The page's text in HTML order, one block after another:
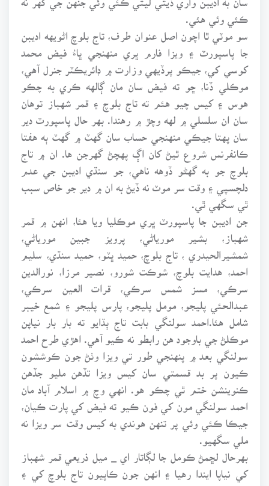
سو موٽي ٿا اچون اصل عنوان طرف، تاج بلوچ اڻويهه اديبن
جا پاسپورٽ ۽ ويزا فارم ڀري منهنجي ڀاءُ فيض محمد
کوسي کي، جيڪو پرڏيهي وزارت ۾ ڊائريڪٽر جنرل آهي،
موڪلي ڏنا، ڇو ته فيض سان مان ڳالهه ڪري به چڪو
هوس ۽ کيس چيو هئم ته تاج بلوچ ۽ قمر شهباز توهان
سان ان سلسلي ۾ لهه وچڙ ۾ رهندا. بهر حال پاسپورٽ دير
سان پهتا جيڪي منهنجي حساب سان گهٽ ۾ گهٽ ٻه هفتا
ڪانفرنس شروع ٿيڻ کان اڳ پهچڻ گهرجن ها. ان ۾ تاج
بلوچ جو به گهڻو ڏوهه ناهي، جو سنڌي اديبن جي عدم
دلچسپي ۽ وقت سر موٽ نه ڏيڻ به ان ۾ دير جو خاص سبب
ٿي سگهي ٿي.
جن اديبن جا پاسپورٽ ڀري موڪليا ويا هئا، انهن ۾ قمر
شهباز، بشير مورياڻي، پرويز جبين مورياڻي،
شمشيرالحيدري ، تاج بلوچ، حميد ڀٽو، حميد سنڌي، سليم
احمد، هدايت بلوچ، شوڪت شورو، نصير مرزا، نورالدين
سرڪي، مسز شمس سرڪي، قرات العين سرڪي،
عبدالحئي پليجو، مومل پليجو، پارس پليجو ۽ شمع خيبر
شامل هئا.احمد سولنگي بابت تاج ٻڌايو ته بار بار نياپن
موڪلڻ جي باوجود هن رابطو نه ڪيو آهي. اهڙي طرح احمد
سولنگي بعد ۾ پنهنجي طور تي ويزا وٺڻ جون ڪوششون
ڪيون پر بد قسمتي سان کيس ويزا تڏهن مليو جڏهن
ڪنوينشن ختم ٿي چڪو هو. انهي وچ ۾ اسلام آباد مان
احمد سولنگي مون کي فون ڪيو ته فيض کي پارت ڪيان،
جيڪا ڪئي وئي پر تنهن هوندي به کيس وقت سر ويزا نه
ملي سگهيو.
بهرحال لڇمڻ ڪومل جا لڳاتار اي _ ميل ذريعي قمر شهباز
کي نياپا ايندا رهيا ۽ انهن جون ڪاپيون تاج بلوچ کي ۽